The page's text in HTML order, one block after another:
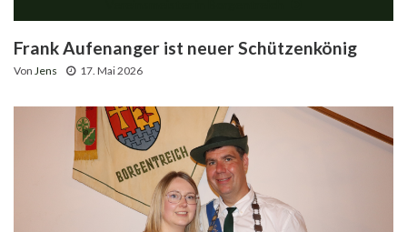
Frank Aufenanger ist neuer Schützenkönig
Von Jens 17. Mai 2026